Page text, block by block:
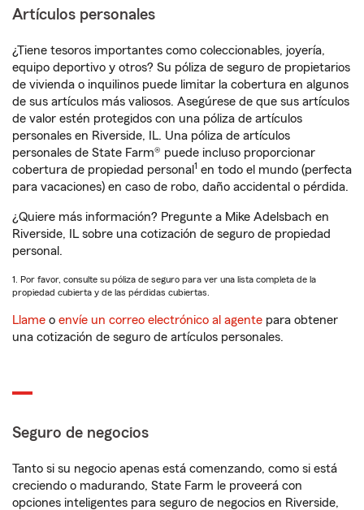
Artículos personales
¿Tiene tesoros importantes como coleccionables, joyería,
equipo deportivo y otros? Su póliza de seguro de propietarios
de vivienda o inquilinos puede limitar la cobertura en algunos
de sus artículos más valiosos. Asegúrese de que sus artículos
de valor estén protegidos con una póliza de artículos
personales en Riverside, IL. Una póliza de artículos
personales de State Farm® puede incluso proporcionar
cobertura de propiedad personal 1 en todo el mundo (perfecta
para vacaciones) en caso de robo, daño accidental o pérdida.
¿Quiere más información? Pregunte a Mike Adelsbach en
Riverside, IL sobre una cotización de seguro de propiedad
personal.
1. Por favor, consulte su póliza de seguro para ver una lista completa de la
propiedad cubierta y de las pérdidas cubiertas.
Llame o envíe un correo electrónico al agente para obtener
una cotización de seguro de artículos personales.
Seguro de negocios
Tanto si su negocio apenas está comenzando, como si está
creciendo o madurando, State Farm le proveerá con
opciones inteligentes para seguro de negocios en Riverside,